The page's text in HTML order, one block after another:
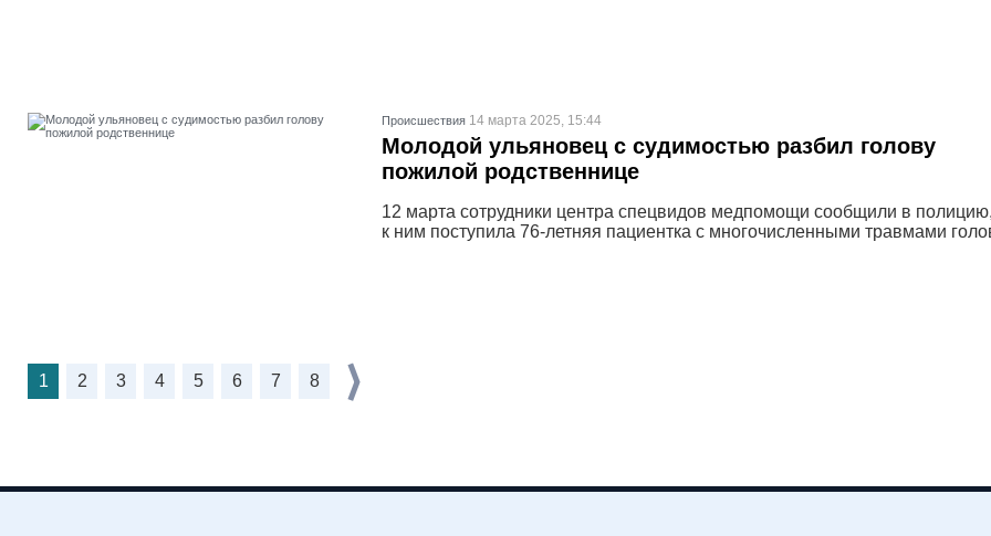
Проиcшествия 14 марта 2025, 15:44
Молодой ульяновец с судимостью разбил голову
пожилой родственнице
12 марта сотрудники центра спецвидов медпомощи сообщили в
к ним поступила 76-летняя пациентка с многочисленными травмами
1 2 3 4 5 6 7 8